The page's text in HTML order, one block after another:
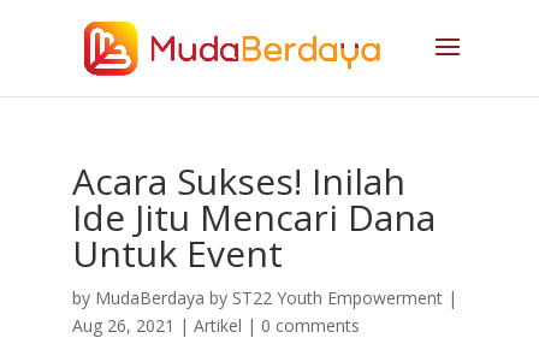
Acara Sukses! Inilah
Ide Jitu Mencari Dana
Untuk Event
by MudaBerdaya by ST22 Youth Empowerment|
Aug 26, 2021 | Artikel | 0 comments